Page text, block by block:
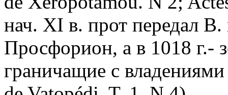
нач. XI в. прот передал
Просфорион, а в 1018 г.-
граничащие с